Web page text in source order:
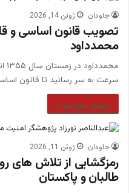
جاودان ژوئن 14, 2026
تصویب قانون اساسی و
محمدداود
سرعت به سر رسانید تا قانون
بیشتر بخوانید »
جاودان ژوئن 11, 2026
رمزگشایی از تلاش های
طالبان و پاکستان